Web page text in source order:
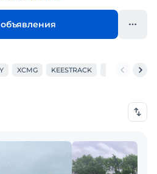
XCMG KEESTRACK LATOKHO